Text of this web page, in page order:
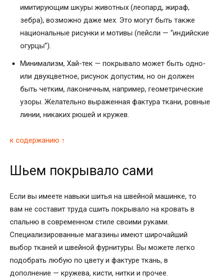
имитирующим шкуры животных (леопард, жираф,
зебра), возможно даже мех. Это могут быть также
национальные рисунки и мотивы (пейсли — “индийские
огурцы”).
Минимализм, Хай-тек — покрывало может быть одно-
или двухцветное, рисунок допустим, но он должен
быть четким, лаконичным, например, геометрические
узоры. Желательно выраженная фактура ткани, ровные
линии, никаких рюшей и кружев.
к содержанию ↑
Шьем покрывало сами
Если вы имеете навыки шитья на швейной машинке, то
вам не составит труда сшить покрывало на кровать в
спальню в современном стиле своими руками.
Специализированные магазины имеют широчайший
выбор тканей и швейной фурнитуры. Вы можете легко
подобрать любую по цвету и фактуре ткань, в
дополнение — кружева, кисти, нитки и прочее.